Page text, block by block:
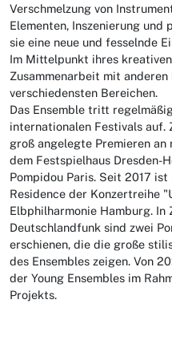
Verschmelzung von
Elementen, Inszenierung
sie eine neue und fesselnde
Im Mittelpunkt ihres
Zusammenarbeit mit
verschiedensten Bereichen.
Das Ensemble tritt
internationalen Festivals
groß angelegte Premieren
dem Festspielhaus Dresden-
Pompidou Paris. Seit 2017
Residence der Konzertreihe
Elbphilharmonie Hamburg. In
Deutschlandfunk sind zwei
erschienen, die die große
des Ensembles zeigen. Von
der Young Ensembles im
Projekts.